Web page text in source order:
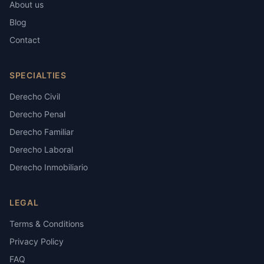
About us
Blog
Contact
SPECIALTIES
Derecho Civil
Derecho Penal
Derecho Familiar
Derecho Laboral
Derecho Inmobiliario
LEGAL
Terms & Conditions
Privacy Policy
FAQ